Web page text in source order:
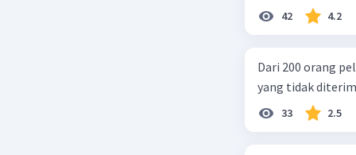
42 4.2
Dari 200 orang
yang tidak
33 2.5